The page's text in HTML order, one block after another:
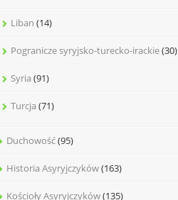
Liban (14)
Pogranicze syryjsko-turecko-irackie(30)
Syria (91)
Turcja (71)
Duchowość(95)
Historia Asyryjczyków(163)
Kościoły Asyryjczyków(135)